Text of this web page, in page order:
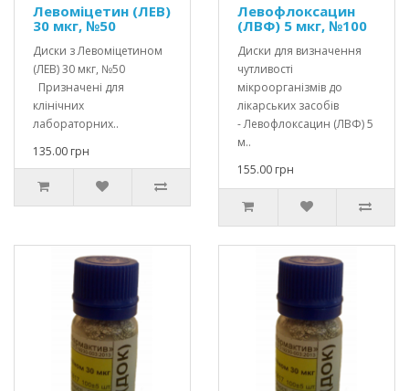
Левоміцетин (ЛЕВ)
30 мкг, №50
Диски з Левоміцетином
(ЛЕВ) 30 мкг, №50
Призначені для
клінічних
лабораторних..
135.00 грн
Левофлоксацин
(ЛВФ) 5 мкг, №100
Диски для визначення
чутливості
мікроорганізмів до
лікарських засобів
- Левофлоксацин (ЛВФ) 5
м..
155.00 грн